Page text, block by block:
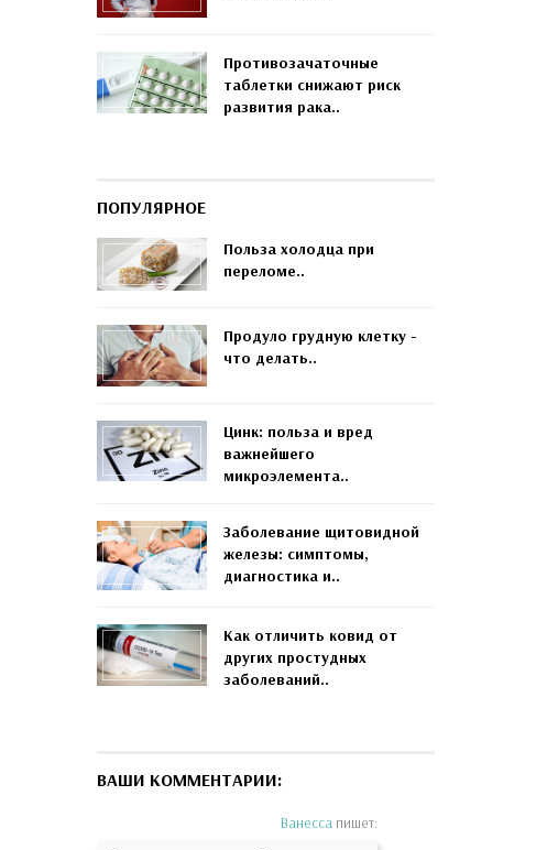
Противозачаточные
таблетки снижают риск
развития рака..
ПОПУЛЯРНОЕ
Польза холодца при
переломе..
Продуло грудную клетку -
что делать..
Цинк: польза и вред
важнейшего
микроэлемента..
Заболевание щитовидной
железы: симптомы,
диагностика и..
Как отличить ковид от
других простудных
заболеваний..
ВАШИ КОММЕНТАРИИ:
Ванесса пишет: